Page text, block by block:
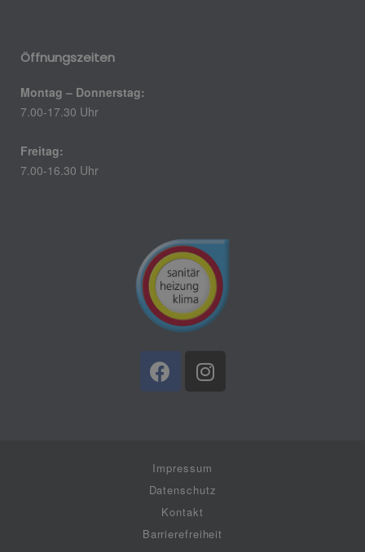
Öffnungszeiten
Montag – Donnerstag:
7.00-17.30 Uhr
Freitag:
7.00-16.30 Uhr
Impressum
Datenschutz
Kontakt
Barrierefreiheit